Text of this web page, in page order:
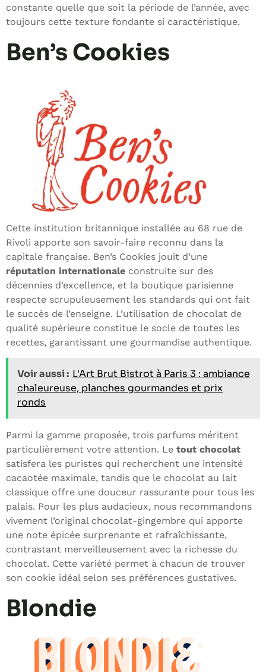
constante quelle que soit la période de l’année, avec
toujours cette texture fondante si caractéristique.
Ben’s Cookies
Cette institution britannique installée au 68 rue de
Rivoli apporte son savoir-faire reconnu dans la
capitale française. Ben’s Cookies jouit d’une
réputation internationale construite sur des
décennies d’excellence, et la boutique parisienne
respecte scrupuleusement les standards qui ont fait
le succès de l’enseigne. L’utilisation de chocolat de
qualité supérieure constitue le socle de toutes les
recettes, garantissant une gourmandise authentique.
Voir aussi : L'Art Brut Bistrot à Paris 3 : ambiance
chaleureuse, planches gourmandes et prix
ronds
Parmi la gamme proposée, trois parfums méritent
particulièrement votre attention. Le tout chocolat
satisfera les puristes qui recherchent une intensité
cacaotée maximale, tandis que le chocolat au lait
classique offre une douceur rassurante pour tous les
palais. Pour les plus audacieux, nous recommandons
vivement l’original chocolat-gingembre qui apporte
une note épicée surprenante et rafraîchissante,
contrastant merveilleusement avec la richesse du
chocolat. Cette variété permet à chacun de trouver
son cookie idéal selon ses préférences gustatives.
Blondie